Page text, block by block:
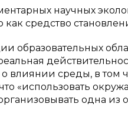
научных
средство
образовательных
влиянии среды, в том
«использовать
одна из